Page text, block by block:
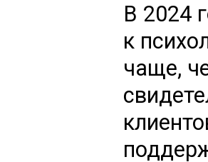
В 2024
к
чаще,